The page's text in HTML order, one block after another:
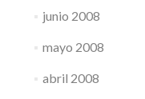
junio 2008
mayo 2008
abril 2008